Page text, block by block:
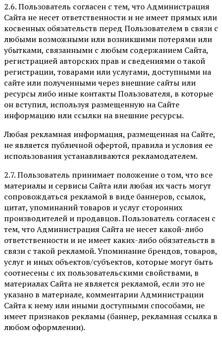
2.6. Пользователь согласен с тем, что Администрация
Сайта не несет ответственности и не имеет прямых или
косвенных обязательств перед Пользователем в связи с
любыми возможными или возникшими потерями или
убытками, связанными с любым содержанием Сайта,
регистрацией авторских прав и сведениями о такой
регистрации, товарами или услугами, доступными на
сайте или полученными через внешние сайты или
ресурсы либо иные контакты Пользователя, в которые
он вступил, используя размещенную на Сайте
информацию или ссылки на внешние ресурсы.
Любая рекламная информация, размещенная на Сайте,
не является публичной офертой, правила и условия ее
использования устанавливаются рекламодателем.
2.7. Пользователь принимает положение о том, что все
материалы и сервисы Сайта или любая их часть могут
сопровождаться рекламой в виде баннеров, ссылок,
цитат, упоминаний товаров и услуг сторонних
производителей и продавцов. Пользователь согласен с
тем, что Администрация Сайта не несет какой-либо
ответственности и не имеет каких-либо обязательств в
связи с такой рекламой. Упоминание брендов, товаров,
услуг и иных объектов/субъектов, которые могут быть
соотнесены с их пользовательскими свойствами, в
материалах Сайта не является рекламой, если это не
указано в материале, комментарии Администрации
Сайта к нему или иными доступными способами, не
имеет признаков рекламы (баннер, рекламная ссылка в
любом оформлении).